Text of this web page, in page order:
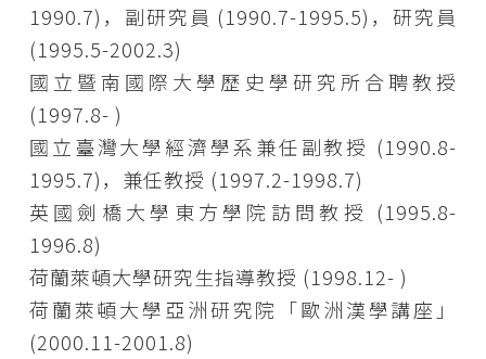
1990.7)，副研究員 (1990.7-1995.5)，研究員
(1995.5-2002.3)
國立暨南國際大學歷史學研究所合聘教授
(1997.8- )
國立臺灣大學經濟學系兼任副教授 (1990.8-
1995.7)，兼任教授 (1997.2-1998.7)
英國劍橋大學東方學院訪問教授 (1995.8-
1996.8)
荷蘭萊頓大學研究生指導教授 (1998.12- )
荷蘭萊頓大學亞洲研究院「歐洲漢學講座」
(2000.11-2001.8)